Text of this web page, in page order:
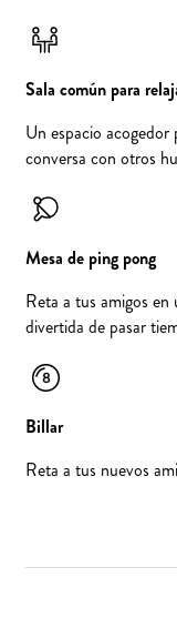
Sala común para
Un espacio acogedor
conversa con otros
Mesa de ping pong
Reta a tus amigos
divertida de pasar
Billar
Reta a tus nuevos